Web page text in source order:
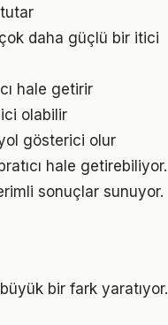
daha güçlü bir itici
hale getirir
olabilir
yol gösterici olur
hale getirebiliyor.
sonuçlar sunuyor.
büyük bir fark yaratıyor.